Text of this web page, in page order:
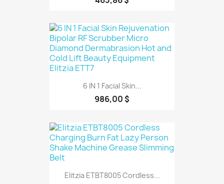
6 IN 1 Facial Skin...
986,00 $
Elitzia ETBT8005 Cordless...